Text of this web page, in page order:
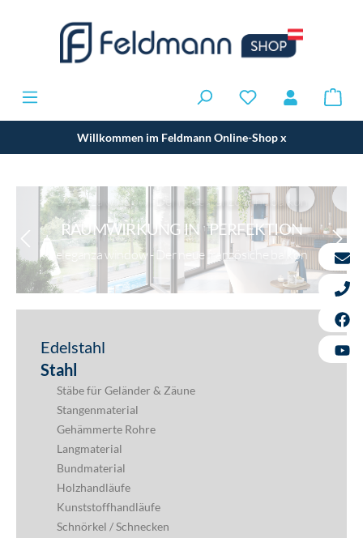
Willkommen im Feldmann Online-Shopx
RAUMWIRKUNG IN PERFEKTION
eleganza window - Der neue französiche balkon
Edelstahl
Stahl
Stäbe für Geländer & Zäune
Stangenmaterial
Gehämmerte Rohre
Langmaterial
Bundmaterial
Holzhandläufe
Kunststoffhandläufe
Schnörkel / Schnecken